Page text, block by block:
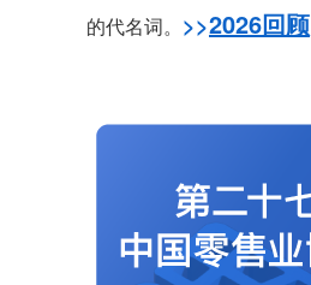
的代名词。 >>2026回顾